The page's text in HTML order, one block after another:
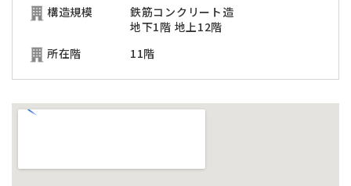
構造規模
鉄筋コンクリート造
地下1階 地上12階
所在階
11階